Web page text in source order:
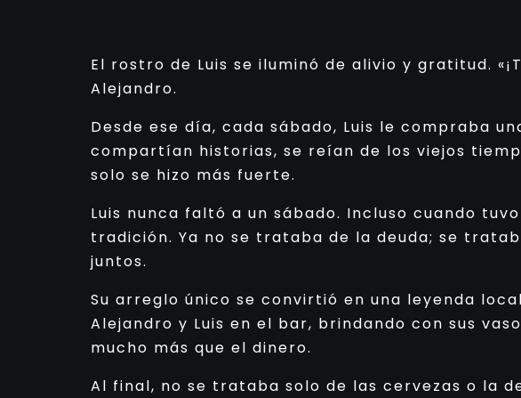
El rostro de Luis se iluminó de alivio y gratitud.
Alejandro.
Desde ese día, cada sábado, Luis le compraba
compartían historias, se reían de los viejos
solo se hizo más fuerte.
Luis nunca faltó a un sábado. Incluso cuando
tradición. Ya no se trataba de la deuda; se
juntos.
Su arreglo único se convirtió en una leyenda
Alejandro y Luis en el bar, brindando con sus
mucho más que el dinero.
Al final, no se trataba solo de las cervezas o la